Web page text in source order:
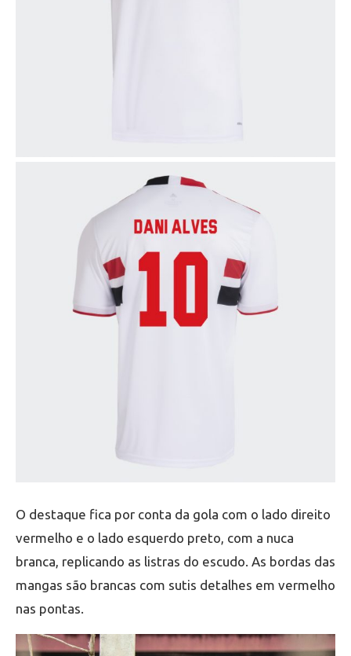
O destaque fica por conta da gola com o lado direito
vermelho e o lado esquerdo preto, com a nuca
branca, replicando as listras do escudo. As bordas das
mangas são brancas com sutis detalhes em vermelho
nas pontas.